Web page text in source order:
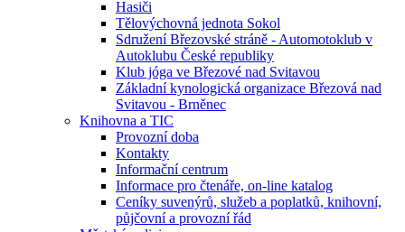
Hasiči
Tělovýchovná jednota Sokol
Sdružení Březovské stráně - Automotoklub v
Autoklubu České republiky
Klub jóga ve Březové nad Svitavou
Základní kynologická organizace Březová nad
Svitavou - Brněnec
Knihovna a TIC
Provozní doba
Kontakty
Informační centrum
Informace pro čtenáře, on-line katalog
Ceníky suvenýrů, služeb a poplatků, knihovní,
půjčovní a provozní řád